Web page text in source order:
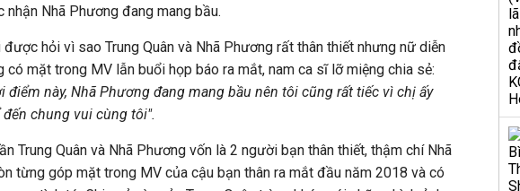
nhận Nhã Phương đang mang bầu.
được hỏi vì sao Trung Quân và Nhã Phương rất thân thiết nhưng nữ diễn
có mặt trong MV lẫn buổi họp báo ra mắt, nam ca sĩ lỡ miệng chia sẻ:
điểm này, Nhã Phương đang mang bầu nên tôi cũng rất tiếc vì chị ấy
chung vui cùng tôi".
Trung Quân và Nhã Phương vốn là 2 người bạn thân thiết, thậm chí Nhã
từng góp mặt trong MV của cậu bạn thân ra mắt đầu năm 2018 và có